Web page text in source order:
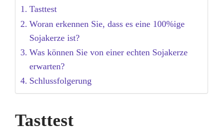
Tasttest
Woran erkennen Sie, dass es eine 100%ige
Sojakerze ist?
Was können Sie von einer echten Sojakerze
erwarten?
Schlussfolgerung
Tasttest